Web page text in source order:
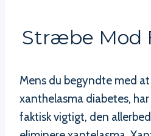
Stræbe Mod
Mens du begyndte med
xanthelasma diabetes,
faktisk vigtigt, den